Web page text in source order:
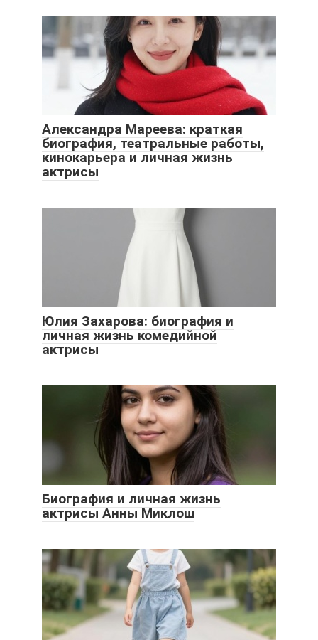
Александра Мареева: краткая
биография, театральные работы,
кинокарьера и личная жизнь
актрисы
Юлия Захарова: биография и
личная жизнь комедийной
актрисы
Биография и личная жизнь
актрисы Анны Миклош